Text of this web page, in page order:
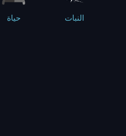
حياة النبات